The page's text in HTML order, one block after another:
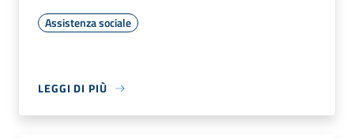
Assistenza sociale
LEGGI DI PIÙ